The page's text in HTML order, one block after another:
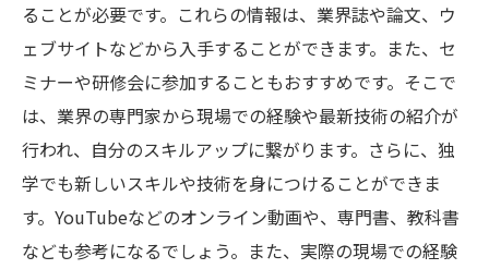
ることが必要です。これらの情報は、業界誌や論文、ウ
ェブサイトなどから入手することができます。また、セ
ミナーや研修会に参加することもおすすめです。そこで
は、業界の専門家から現場での経験や最新技術の紹介が
行われ、自分のスキルアップに繋がります。さらに、独
学でも新しいスキルや技術を身につけることができま
す。YouTubeなどのオンライン動画や、専門書、教科書
なども参考になるでしょう。また、実際の現場での経験